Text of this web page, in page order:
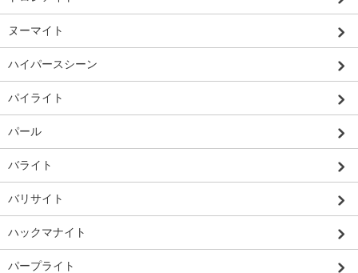
ヌーマイト
ハイパースシーン
パイライト
パール
バライト
バリサイト
ハックマナイト
パープライト